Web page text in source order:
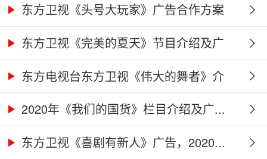
东方卫视《头号大玩家》广告合作方案
东方卫视《完美的夏天》节目介绍及广
告...东方电视台东方卫视《伟大的舞者》介
绍...2020年《我们的国货》栏目介绍及广...
东方卫视《喜剧有新人》广告，2020...